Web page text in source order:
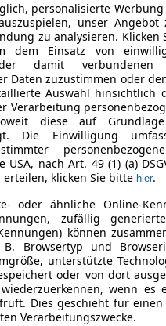
personalisierte
unser Angebot
zu analysieren. Klicken
dem Einsatz von
damit verbundenen
Daten zuzustimmen oder
Auswahl hinsichtlich
Verarbeitung
diese auf
Die Einwilligung
nach Art. 49 (1) (a)
erteilen, klicken Sie bitte hier.
oder ähnliche Online-
zufällig
können
Browsertyp und
unterstützte
oder von dort
wenn es
Dies geschieht für
Verarbeitungszwecke.